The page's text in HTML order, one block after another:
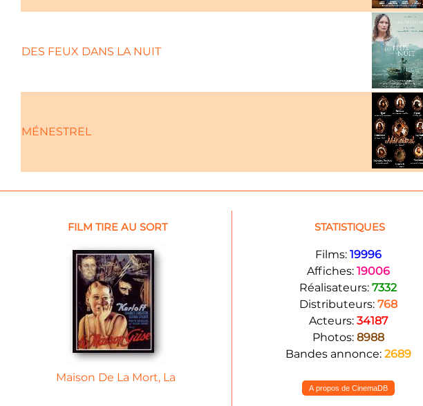
DES FEUX DANS LA NUIT
MÉNESTREL
FILM TIRE AU SORT
Maison De La Mort, La
STATISTIQUES
Films: 19996
Affiches: 19006
Réalisateurs: 7332
Distributeurs: 768
Acteurs: 34187
Photos: 8988
Bandes annonce: 2689
A propos de CinemaDB